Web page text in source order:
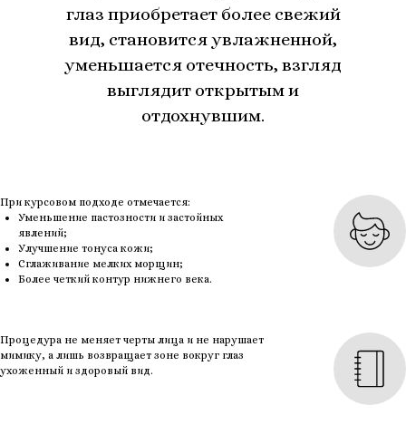
глаз приобретает более свежий
вид, становится увлажненной,
уменьшается отечность, взгляд
выглядит открытым и
отдохнувшим.
При курсовом подходе отмечается:
Уменьшение пастозности и застойных
явлений;
Улучшение тонуса кожи;
Сглаживание мелких морщин;
Более четкий контур нижнего века.
Процедура не меняет черты лица и не нарушает
мимику, а лишь возвращает зоне вокруг глаз
ухоженный и здоровый вид.